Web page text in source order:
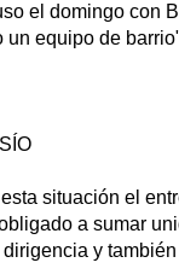
el domingo con
un equipo de
situación el
a sumar
y